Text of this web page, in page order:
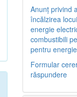
Anunț privind
încălzirea
energie
combustibili
pentru energie
Formular
răspundere